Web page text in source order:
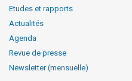
Etudes et rapports
Actualités
Agenda
Revue de presse
Newsletter (mensuelle)